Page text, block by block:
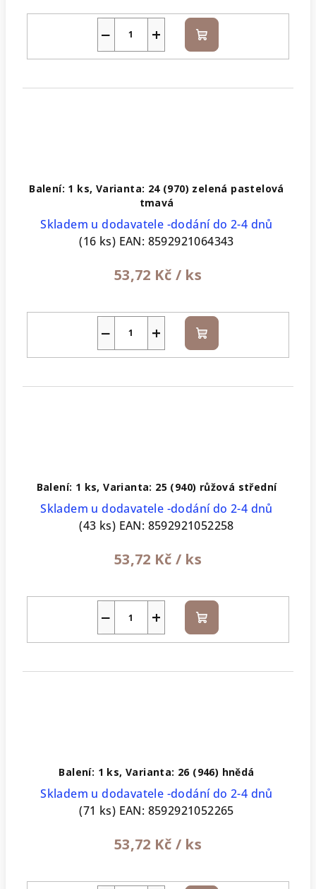
+
− Do
košíku
Balení: 1 ks, Varianta: 24 (970) zelená pastelová
tmavá
Skladem u dodavatele -dodání do 2-4 dnů
(16 ks) EAN: 8592921064343
53,72 Kč / ks
+
− Do
košíku
Balení: 1 ks, Varianta: 25 (940) růžová střední
Skladem u dodavatele -dodání do 2-4 dnů
(43 ks) EAN: 8592921052258
53,72 Kč / ks
+
− Do
košíku
Balení: 1 ks, Varianta: 26 (946) hnědá
Skladem u dodavatele -dodání do 2-4 dnů
(71 ks) EAN: 8592921052265
53,72 Kč / ks